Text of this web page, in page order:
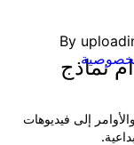
By
.
نماذج
إلى فيديوهات